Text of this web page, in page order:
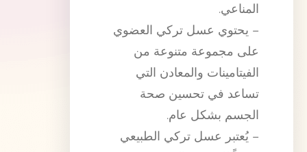
المناعي.
– يحتوي عسل تركي العضوي
على مجموعة متنوعة من
الفيتامينات والمعادن التي
تساعد في تحسين صحة
الجسم بشكل عام.
– يُعتبر عسل تركي الطبيعي